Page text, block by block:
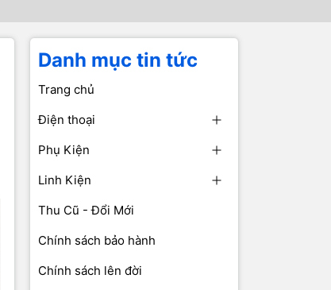
Danh mục tin tức
Trang chủ
Điện thoại
Phụ Kiện
Linh Kiện
Thu Cũ - Đổi Mới
Chính sách bảo hành
Chính sách lên đời